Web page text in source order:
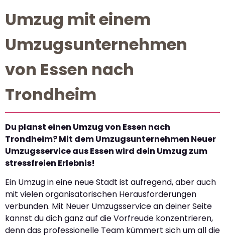
Umzug mit einem
Umzugsunternehmen
von Essen nach
Trondheim
Du planst einen Umzug von Essen nach
Trondheim? Mit dem Umzugsunternehmen Neuer
Umzugsservice aus Essen wird dein Umzug zum
stressfreien Erlebnis!
Ein Umzug in eine neue Stadt ist aufregend, aber auch
mit vielen organisatorischen Herausforderungen
verbunden. Mit Neuer Umzugsservice an deiner Seite
kannst du dich ganz auf die Vorfreude konzentrieren,
denn das professionelle Team kümmert sich um all die